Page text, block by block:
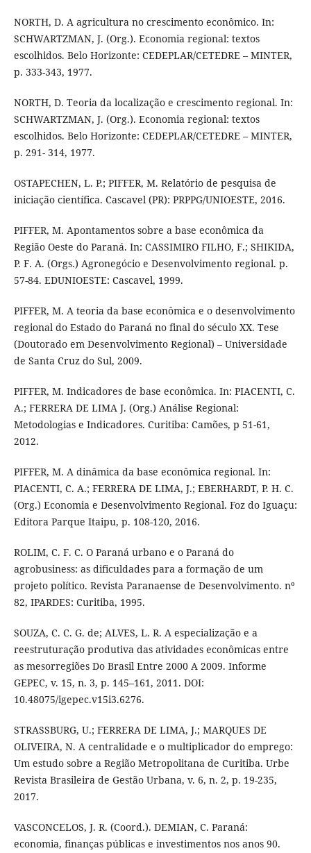
NORTH, D. A agricultura no crescimento econômico. In:
SCHWARTZMAN, J. (Org.). Economia regional: textos
escolhidos. Belo Horizonte: CEDEPLAR/CETEDRE – MINTER,
p. 333-343, 1977.
NORTH, D. Teoria da localização e crescimento regional. In:
SCHWARTZMAN, J. (Org.). Economia regional: textos
escolhidos. Belo Horizonte: CEDEPLAR/CETEDRE – MINTER,
p. 291- 314, 1977.
OSTAPECHEN, L. P.; PIFFER, M. Relatório de pesquisa de
iniciação científica. Cascavel (PR): PRPPG/UNIOESTE, 2016.
PIFFER, M. Apontamentos sobre a base econômica da
Região Oeste do Paraná. In: CASSIMIRO FILHO, F.; SHIKIDA,
P. F. A. (Orgs.) Agronegócio e Desenvolvimento regional. p.
57-84. EDUNIOESTE: Cascavel, 1999.
PIFFER, M. A teoria da base econômica e o desenvolvimento
regional do Estado do Paraná no final do século XX. Tese
(Doutorado em Desenvolvimento Regional) – Universidade
de Santa Cruz do Sul, 2009.
PIFFER, M. Indicadores de base econômica. In: PIACENTI, C.
A.; FERRERA DE LIMA J. (Org.) Análise Regional:
Metodologias e Indicadores. Curitiba: Camões, p 51-61,
2012.
PIFFER, M. A dinâmica da base econômica regional. In:
PIACENTI, C. A.; FERRERA DE LIMA, J.; EBERHARDT, P. H. C.
(Org.) Economia e Desenvolvimento Regional. Foz do Iguaçu:
Editora Parque Itaipu, p. 108-120, 2016.
ROLIM, C. F. C. O Paraná urbano e o Paraná do
agrobusiness: as dificuldades para a formação de um
projeto político. Revista Paranaense de Desenvolvimento. nº
82, IPARDES: Curitiba, 1995.
SOUZA, C. C. G. de; ALVES, L. R. A especialização e a
reestruturação produtiva das atividades econômicas entre
as mesorregiões Do Brasil Entre 2000 A 2009. Informe
GEPEC, v. 15, n. 3, p. 145–161, 2011. DOI:
10.48075/igepec.v15i3.6276.
STRASSBURG, U.; FERRERA DE LIMA, J.; MARQUES DE
OLIVEIRA, N. A centralidade e o multiplicador do emprego:
Um estudo sobre a Região Metropolitana de Curitiba. Urbe
Revista Brasileira de Gestão Urbana, v. 6, n. 2, p. 19-235,
2017.
VASCONCELOS, J. R. (Coord.). DEMIAN, C. Paraná:
economia, finanças públicas e investimentos nos anos 90.